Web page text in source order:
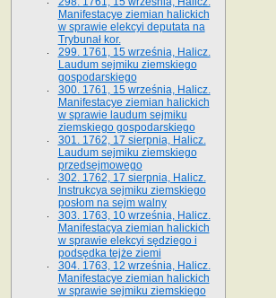
Manifestacye ziemian halickich
w sprawie elekcyi deputata na
Trybunał kor.
299. 1761, 15 września, Halicz.
Laudum sejmiku ziemskiego
gospodarskiego
300. 1761, 15 września, Halicz.
Manifestacye ziemian halickich
w sprawie laudum sejmiku
ziemskiego gospodarskiego
301. 1762, 17 sierpnia, Halicz.
Laudum sejmiku ziemskiego
przedsejmowego
302. 1762, 17 sierpnia, Halicz.
Instrukcya sejmiku ziemskiego
posłom na sejm walny
303. 1763, 10 września, Halicz.
Manifestacya ziemian halickich
w sprawie elekcyi sędziego i
podsędka tejże ziemi
304. 1763, 12 września, Halicz.
Manifestacye ziemian halickich
w sprawie sejmiku ziemskiego